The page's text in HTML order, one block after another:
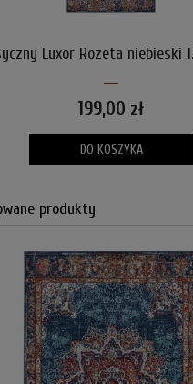
Luxor Rozeta niebieski
199,00 zł
DO KOSZYKA
produkty